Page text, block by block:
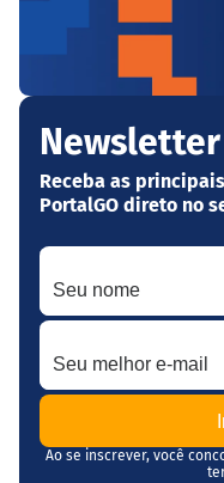
Newsletter
Receba as
PortalGO direto no
Seu nome
Seu melhor e-mail
Ao se inscrever, você